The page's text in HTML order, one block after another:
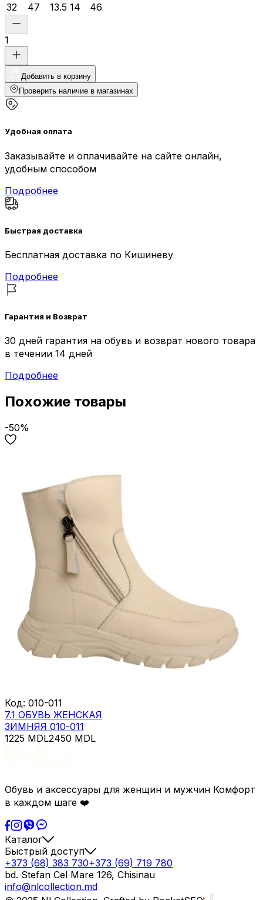
32
47 13.5 14 46
1
Добавить в корзину
Проверить наличие в магазинах
Удобная оплата
Заказывайте и оплачивайте на сайте онлайн,
удобным способом
Подробнее
Быстрая доставка
Бесплатная доставка по Кишиневу
Подробнее
Гарантия и Возврат
30 дней гарантия на обувь и возврат нового товара
в течении 14 дней
Подробнее
Похожие товары
-50%
Код: 010-011
7.1 ОБУВЬ ЖЕНСКАЯ
ЗИМНЯЯ 010-011
1225 MDL2450 MDL
Обувь и аксессуары для женщин и мужчин Комфорт
в каждом шаге ❤️
Каталог
Быстрый доступ
+373 (68) 383 730+373 (69) 719 780
bd. Stefan Cel Mare 126, Chisinau
info@nlcollection.md